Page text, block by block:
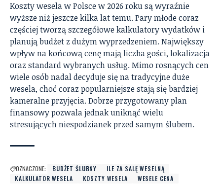
Koszty wesela w Polsce w 2026 roku są wyraźnie
wyższe niż jeszcze kilka lat temu. Pary młode coraz
częściej tworzą szczegółowe kalkulatory wydatków i
planują budżet z dużym wyprzedzeniem. Największy
wpływ na końcową cenę mają liczba gości, lokalizacja
oraz standard wybranych usług. Mimo rosnących cen
wiele osób nadal decyduje się na tradycyjne duże
wesela, choć coraz popularniejsze stają się bardziej
kameralne przyjęcia. Dobrze przygotowany plan
finansowy pozwala jednak uniknąć wielu
stresujących niespodzianek przed samym ślubem.
OZNACZONE: BUDŻET ŚLUBNY
ILE ZA SALĘ WESELNĄ
KALKULATOR WESELA
KOSZTY WESELA WESELE CENA